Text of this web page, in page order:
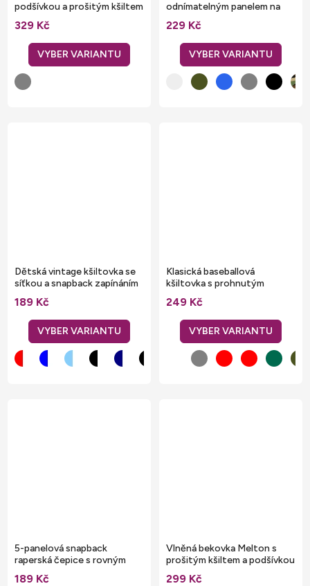
podšívkou a prošitým kšiltem
329 Kč
odnímatelným panelem na
výšivku
229 Kč
Dětská vintage kšiltovka se
síťkou a snapback zapínáním
189 Kč
Klasická baseballová
kšiltovka s prohnutým
kšiltem Beechfield
249 Kč
5-panelová snapback
raperská čepice s rovným
kšiltem
189 Kč
Vlněná bekovka Melton s
prošitým kšiltem a podšívkou
299 Kč